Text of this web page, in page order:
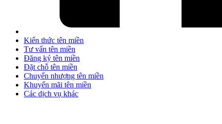
Kiến thức tên miền
Tư vấn tên miền
Đăng ký tên miền
Đặt chỗ tên miền
Chuyển nhượng tên miền
Khuyến mãi tên miền
Các dịch vụ khác